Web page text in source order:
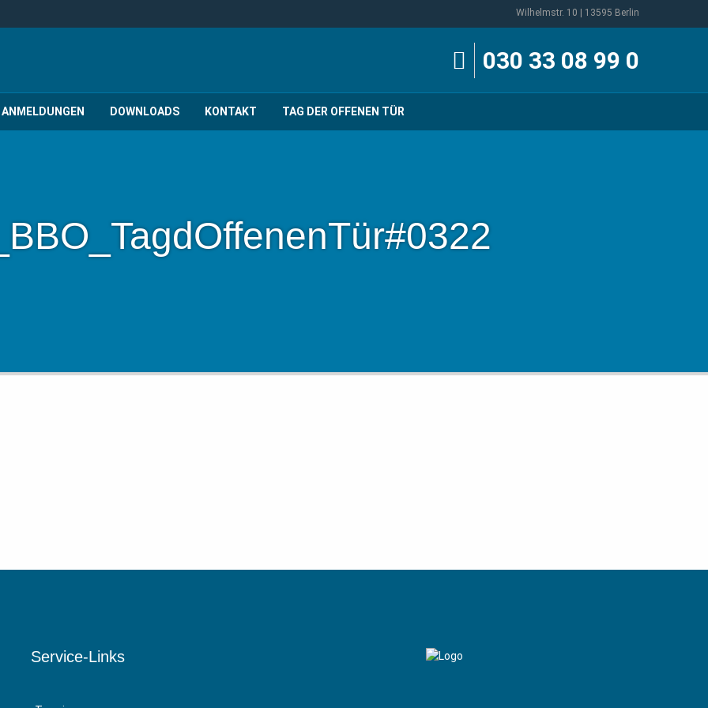
Wilhelmstr. 10 | 13595 Berlin
030 33 08 99 0
ANMELDUNGEN DOWNLOADS KONTAKT TAG DER OFFENEN TÜR
Service-Links